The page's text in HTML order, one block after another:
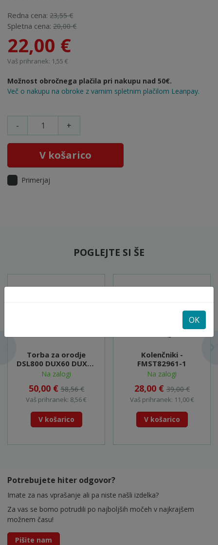
Redna cena: 23,55 €
Spletna cena: 20,00 €
22,00 €
Vaš prihranek: 1,55 €
Možnost obročnega plačila pri nakupu nad 50€.
Več o nakupu na obroke z varnim spletnim plačilom Leanpay.
- +
V košarico
Primerjaj
POGLEJTE SI ŠE
Torba za orodje
DSL800 DUX60 DUX18
EX2650LH - 195638-5
Na zalogi
50,00 €58,56 €
Vaš prihranek: 8,56 €
V košarico
Kolenčniki -
FMST82961-1
Na zalogi
28,00 €39,00 €
Vaš prihranek: 11,00 €
V košarico
Potrebujete hiter odgovor?
Imate za nas vprašanje ali pa niste našli izdelka?
Za vas se bomo potrudili po najboljših močeh v najkrajšem
možnem času!
Pišite nam
OK